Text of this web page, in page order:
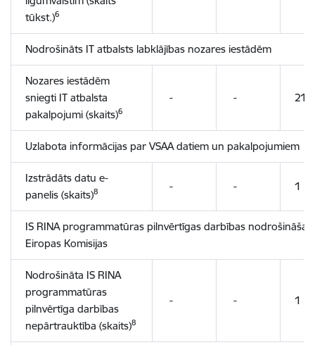
tūkst.)6
Nodrošināts IT atbalsts labklājības nozares iestādēm
Nozares iestādēm
sniegti IT atbalsta
pakalpojumi (skaits)6
- - 21
Uzlabota informācijas par VSAA datiem un pakalpojumiem
Izstrādāts datu e-
panelis (skaits)8 - - 1
IS RINA programmatūras pilnvērtīgas darbības
Eiropas Komisijas
Nodrošināta IS RINA
programmatūras
pilnvērtīga darbības
nepārtrauktība (skaits)8
- - 1